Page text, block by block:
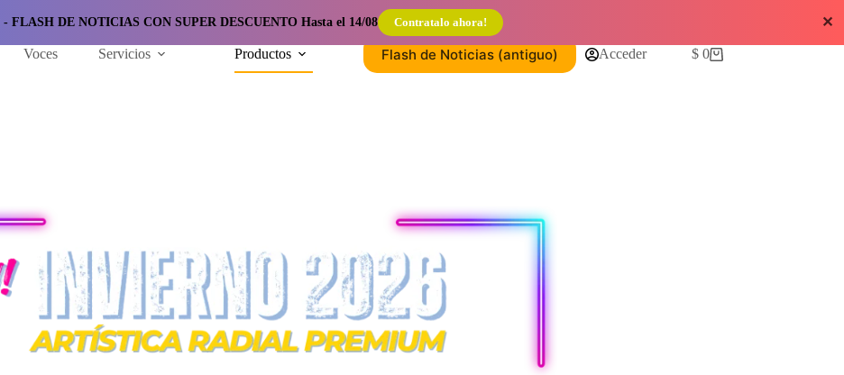
FLASH DE NOTICIAS CON SUPER DESCUENTO Hasta el 14/08 Contratalo ahora! ✕
Voces Servicios Productos Flash de Noticias (antiguo) Acceder $0